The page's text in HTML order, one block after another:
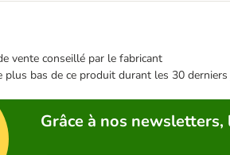
vente conseillé par le fabricant
plus bas de ce produit durant les 30
Grâce à nos